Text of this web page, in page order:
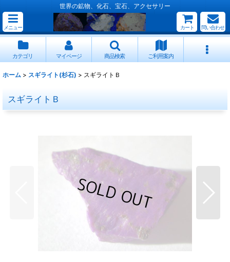
世界の鉱物、化石、宝石、アクセサリー
メニュー カート 問い合わせ
カテゴリ マイページ 商品検索 ご利用案内
ホーム > スギライト(杉石) > スギライトＢ
スギライトＢ